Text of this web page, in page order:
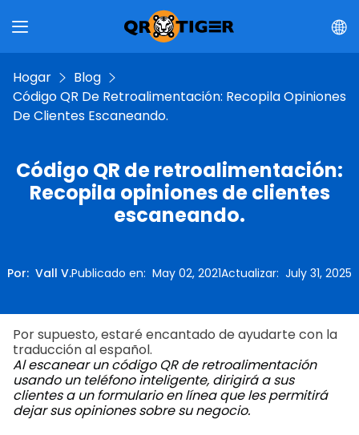
Hogar
Blog
Código QR De Retroalimentación: Recopila Opiniones
De Clientes Escaneando.
Código QR de retroalimentación:
Recopila opiniones de clientes
escaneando.
Por: Vall V.Publicado en: May 02, 2021Actualizar: July 31, 2025
Por supuesto, estaré encantado de ayudarte con la
traducción al español.
Al escanear un código QR de retroalimentación
usando un teléfono inteligente, dirigirá a sus
clientes a un formulario en línea que les permitirá
dejar sus opiniones sobre su negocio.